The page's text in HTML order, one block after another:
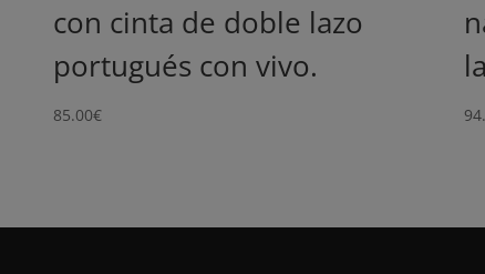
con cinta de doble lazo
portugués con vivo.
85.00€